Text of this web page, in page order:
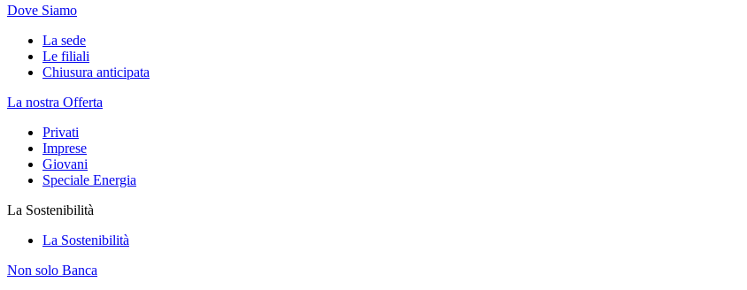
Dove Siamo
La sede
Le filiali
Chiusura anticipata
La nostra Offerta
Privati
Imprese
Giovani
Speciale Energia
La Sostenibilità
La Sostenibilità
Non solo Banca